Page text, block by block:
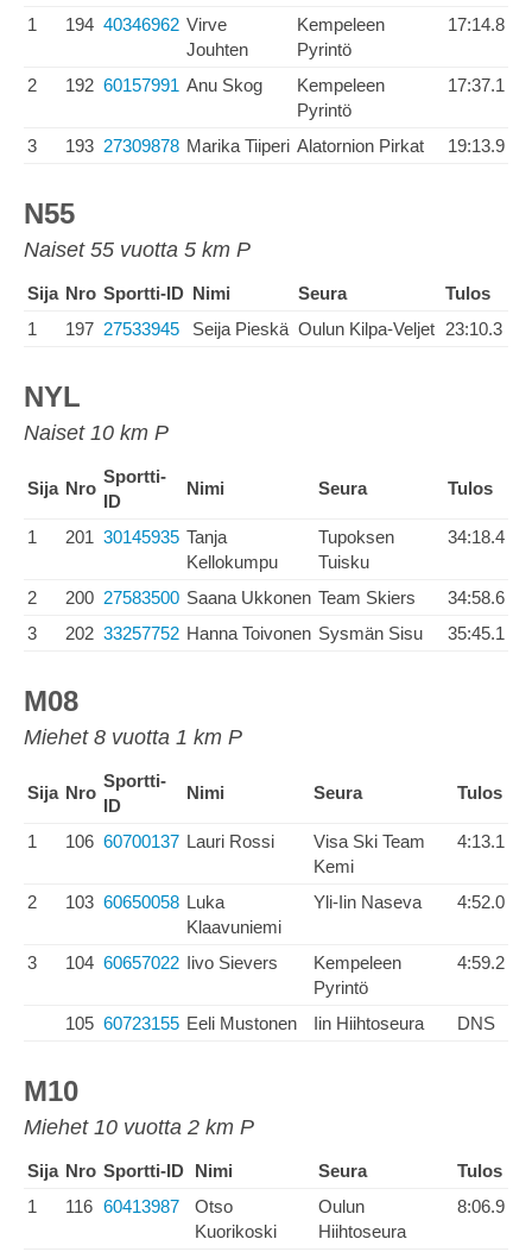
1 194 40346962 Virve
Jouhten
Kempeleen
Pyrintö
17:14.8
2 192 60157991 Anu Skog
Kempeleen
Pyrintö
17:37.1
3 193 27309878 Marika Tiiperi Alatornion Pirkat 19:13.9
N55
Naiset 55 vuotta 5 km P
Sija Nro Sportti-ID Nimi Seura
Tulos
1
197 27533945 Seija Pieskä Oulun Kilpa-Veljet 23:10.3
NYL
Naiset 10 km P
Sija Nro
Sportti-
ID
Nimi Seura Tulos
1 201 30145935 Tanja
Kellokumpu
Tupoksen
Tuisku
34:18.4
2 200 27583500 Saana Ukkonen Team Skiers
34:58.6
3
202 33257752 Hanna Toivonen Sysmän Sisu 35:45.1
M08
Miehet 8 vuotta 1 km P
Sija Nro
Sportti-
ID
Nimi Seura Tulos
1 106 60700137 Lauri Rossi
Visa Ski Team
Kemi
4:13.1
2 103 60650058 Luka
Klaavuniemi
Yli-Iin Naseva 4:52.0
3 104 60657022 Iivo Sievers
Kempeleen
Pyrintö
4:59.2
105 60723155 Eeli Mustonen Iin Hiihtoseura DNS
M10
Miehet 10 vuotta 2 km P
Sija Nro Sportti-ID Nimi Seura
Tulos
1
116 60413987
Otso
Kuorikoski
Oulun
Hiihtoseura
8:06.9